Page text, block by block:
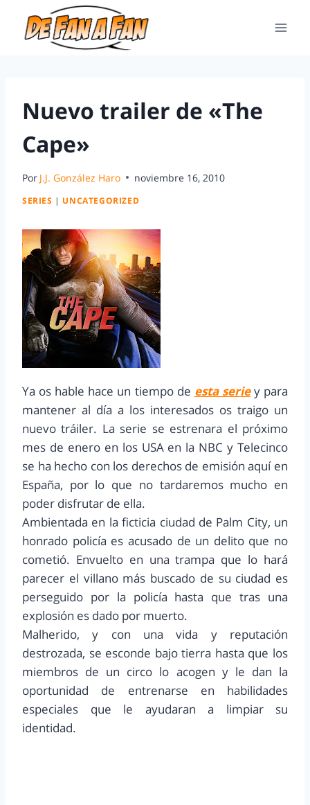
Nuevo trailer de «The
Cape»
Por J.J. González Haro noviembre 16, 2010
SERIES | UNCATEGORIZED
Ya os hable hace un tiempo de esta seriey para
mantener al día a los interesados os traigo un
nuevo tráiler. La serie se estrenara el próximo
mes de enero en los USA en la NBC y Telecinco
se ha hecho con los derechos de emisión aquí en
España, por lo que no tardaremos mucho en
poder disfrutar de ella.
Ambientada en la ficticia ciudad de Palm City, un
honrado policía es acusado de un delito que no
cometió. Envuelto en una trampa que lo hará
parecer el villano más buscado de su ciudad es
perseguido por la policía hasta que tras una
explosión es dado por muerto.
Malherido, y con una vida y reputación
destrozada, se esconde bajo tierra hasta que los
miembros de un circo lo acogen y le dan la
oportunidad de entrenarse en habilidades
especiales que le ayudaran a limpiar su
identidad.